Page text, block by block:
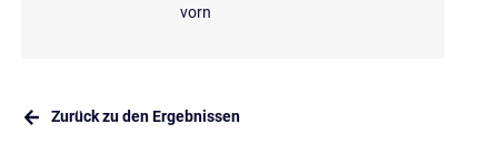
vorn
Zurück zu den Ergebnissen